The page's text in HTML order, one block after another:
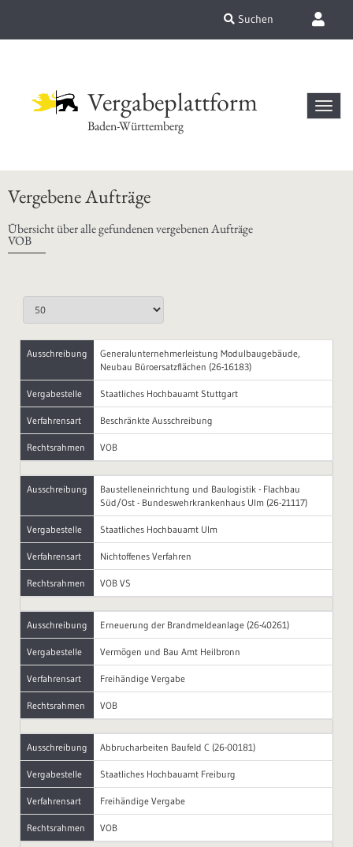
Suchen
Vergabeplattform
Baden-Württemberg
Vergebene Aufträge
Übersicht über alle gefundenen vergebenen Aufträge
VOB
Ausschreibung
Generalunternehmerleistung Modulbaugebäude,
Neubau Büroersatzflächen (26-16183)
Vergabestelle Staatliches Hochbauamt Stuttgart
Verfahrensart Beschränkte Ausschreibung
Rechtsrahmen VOB
Ausschreibung
Baustelleneinrichtung und Baulogistik - Flachbau
Süd/Ost - Bundeswehrkrankenhaus Ulm (26-21117)
Vergabestelle Staatliches Hochbauamt Ulm
Verfahrensart Nichtoffenes Verfahren
Rechtsrahmen VOB VS
Ausschreibung Erneuerung der Brandmeldeanlage (26-40261)
Vergabestelle Vermögen und Bau Amt Heilbronn
Verfahrensart Freihändige Vergabe
Rechtsrahmen VOB
Ausschreibung Abbrucharbeiten Baufeld C (26-00181)
Vergabestelle Staatliches Hochbauamt Freiburg
Verfahrensart Freihändige Vergabe
Rechtsrahmen VOB